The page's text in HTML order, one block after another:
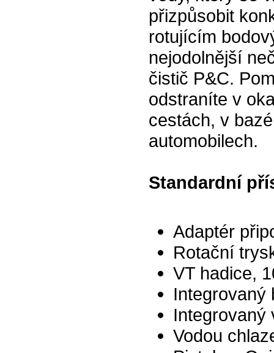
přizpůsobit
rotujícím
nejodolnější
čistič P&C.
odstraníte v
cestách, v
automobilech.
Standardní
Adaptér
Rotační
VT hadice,
Integrovaný
Integrovaný
Vodou